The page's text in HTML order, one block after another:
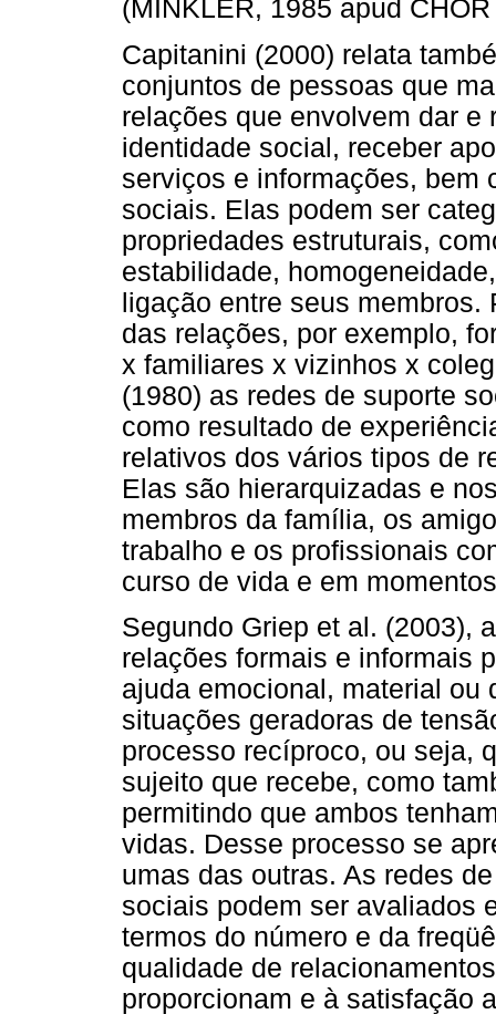
(MINKLER, 1985 apud
Capitanini (2000) relata
conjuntos de pessoas que
relações que envolvem dar e
identidade social, receber
serviços e informações, bem
sociais. Elas podem ser
propriedades estruturais,
estabilidade,
ligação entre seus membros.
das relações, por exemplo,
x familiares x vizinhos x
(1980) as redes de suporte
como resultado de
relativos dos vários tipos de
Elas são hierarquizadas e
membros da família, os
trabalho e os profissionais
curso de vida e em
Segundo Griep et al. (2003),
relações formais e informais
ajuda emocional, material ou
situações geradoras de
processo recíproco, ou seja,
sujeito que recebe, como
permitindo que ambos
vidas. Desse processo se
umas das outras. As redes
sociais podem ser avaliados
termos do número e da
qualidade de
proporcionam e à satisfação